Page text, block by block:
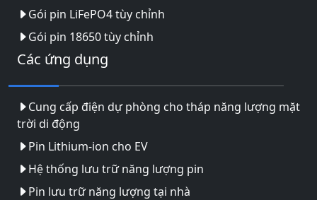
Gói pin LiFePO4 tùy chỉnh
Gói pin 18650 tùy chỉnh
Các ứng dụng
Cung cấp điện dự phòng cho tháp năng lượng mặt
trời di động
Pin Lithium-ion cho EV
Hệ thống lưu trữ năng lượng pin
Pin lưu trữ năng lượng tại nhà